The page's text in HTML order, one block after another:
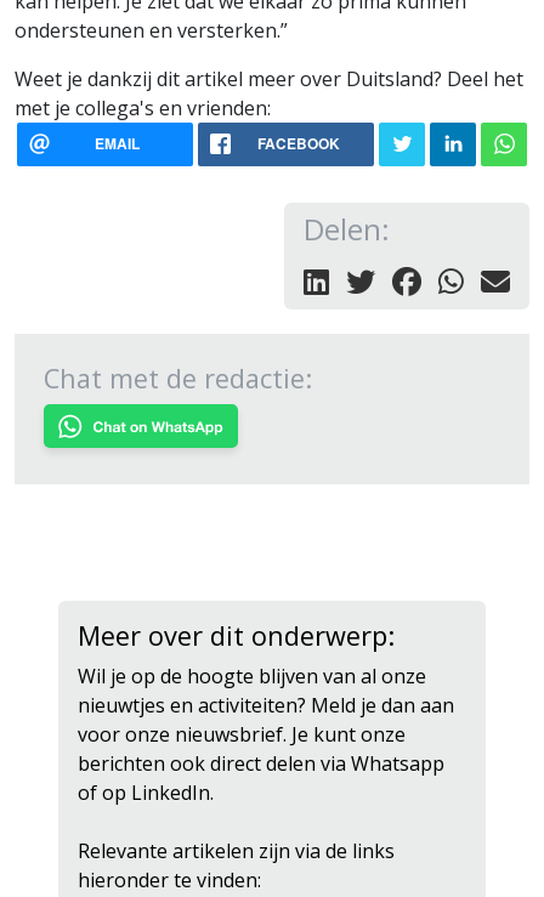
ondersteunen en versterken.”
Weet je dankzij dit artikel meer over Duitsland? Deel het
met je collega's en vrienden:
EMAIL FACEBOOK
Delen:
Chat met de redactie:
Meer over dit onderwerp:
Wil je op de hoogte blijven van al onze
nieuwtjes en activiteiten? Meld je dan aan
voor onze nieuwsbrief. Je kunt onze
berichten ook direct delen via Whatsapp
of op LinkedIn.
Relevante artikelen zijn via de links
hieronder te vinden: